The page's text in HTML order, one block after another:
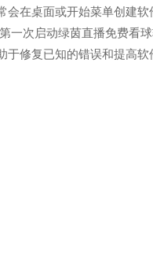
会在桌面或开始菜单创建
一次启动绿茵直播免费看
于修复已知的错误和提高软